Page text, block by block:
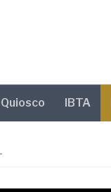
Quiosco IBTA